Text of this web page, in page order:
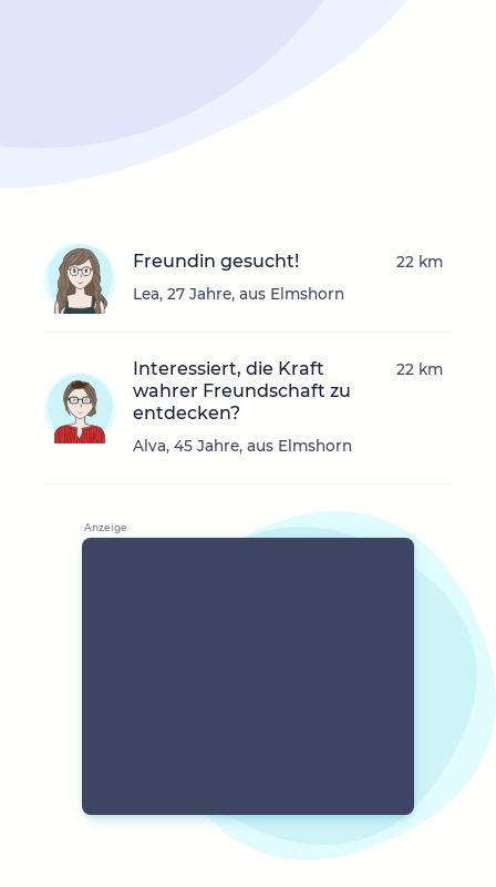
Freundin gesucht!
Lea, 27 Jahre, aus Elmshorn
22 km
Interessiert, die Kraft
wahrer Freundschaft zu
entdecken?
Alva, 45 Jahre, aus Elmshorn
22 km